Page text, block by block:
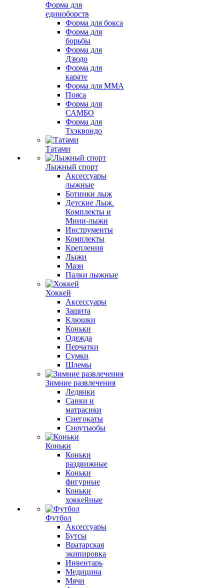
Форма для
единоборств
Форма для бокса
Форма для
борьбы
Форма для
Дзюдо
Форма для
карате
Форма для MMA
Пояса
Форма для
САМБО
Форма для
Тхэквондо
Татами
Лыжный спорт
Аксессуары
лыжные
Ботинки лыж
Детские Лыж.
Комплекты и
Мини-лыжи
Инструменты
Комплекты
Крепления
Лыжи
Мази
Палки лыжные
Хоккей
Аксессуары
Защита
Клюшки
Коньки
Одежда
Перчатки
Сумки
Шлемы
Зимние развлечения
Ледянки
Санки и
матрасики
Снегокаты
Сноутьюбы
Коньки
Коньки
раздвижные
Коньки
фигурные
Коньки
хоккейные
Футбол
Аксессуары
Бутсы
Вратарская
экипировка
Инвентарь
Медицина
Мячи